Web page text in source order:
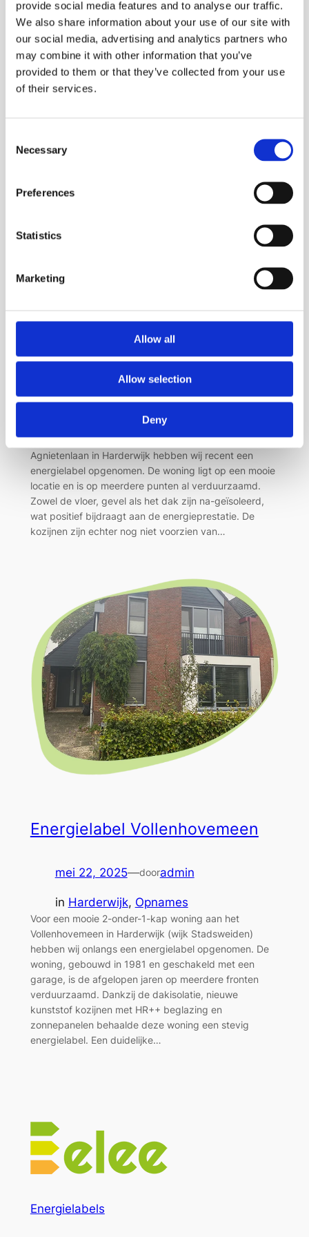
provide social media features and to analyse our traffic.
We also share information about your use of our site with
our social media, advertising and analytics partners who
may combine it with other information that you’ve
provided to them or that they’ve collected from your use
of their services.
Selection
Necessary
Preferences
Statistics
Marketing
Allow all
Allow selection
Deny
tussenwoningen met de voorgevel op het noorden en
de achtergevel op het zuiden. Dit zorgt voor een
gunstige zonligging aan de achterzijde, maar ook
voor…
mei 22, 2025—dooradmin
Opnames
Voor een fraaie 2-onder-1-kap woning uit 1966 aan de
Agnietenlaan in Harderwijk hebben wij recent een
energielabel opgenomen. De woning ligt op een mooie
locatie en is op meerdere punten al verduurzaamd.
Zowel de vloer, gevel als het dak zijn na-geïsoleerd,
wat positief bijdraagt aan de energieprestatie. De
kozijnen zijn echter nog niet voorzien van…
Energielabel Vollenhovemeen
mei 22, 2025—dooradmin
in Harderwijk, Opnames
Voor een mooie 2-onder-1-kap woning aan het
Vollenhovemeen in Harderwijk (wijk Stadsweiden)
hebben wij onlangs een energielabel opgenomen. De
woning, gebouwd in 1981 en geschakeld met een
garage, is de afgelopen jaren op meerdere fronten
verduurzaamd. Dankzij de dakisolatie, nieuwe
kunststof kozijnen met HR++ beglazing en
zonnepanelen behaalde deze woning een stevig
energielabel. Een duidelijke…
Energielabels